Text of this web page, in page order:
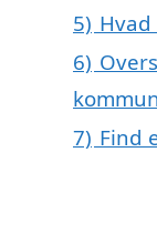
5)
6)
7) Find